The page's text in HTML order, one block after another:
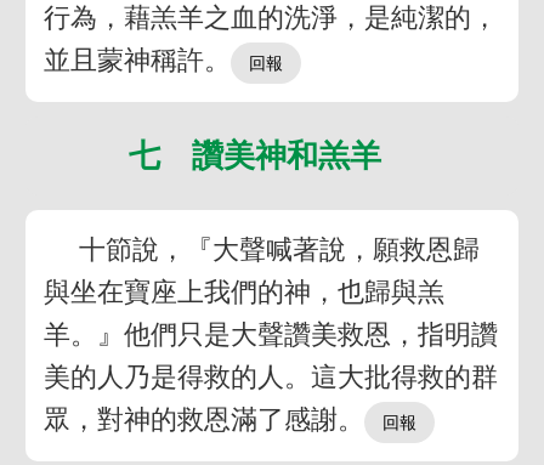
行為，藉羔羊之血的洗淨，是純潔的，
並且蒙神稱許。
七 讚美神和羔羊
十節說，『大聲喊著說，願救恩歸
與坐在寶座上我們的神，也歸與羔
羊。』他們只是大聲讚美救恩，指明讚
美的人乃是得救的人。這大批得救的群
眾，對神的救恩滿了感謝。